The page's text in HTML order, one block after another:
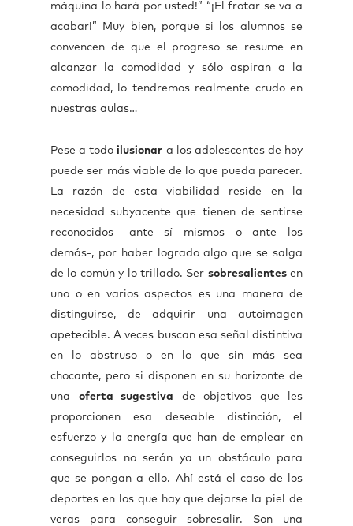
máquina lo hará por usted!” “¡El frotar se va a
acabar!” Muy bien, porque si los alumnos se
convencen de que el progreso se resume en
alcanzar la comodidad y sólo aspiran a la
comodidad, lo tendremos realmente crudo en
nuestras aulas…
Pese a todo ilusionar a los adolescentes de hoy
puede ser más viable de lo que pueda parecer.
La razón de esta viabilidad reside en la
necesidad subyacente que tienen de sentirse
reconocidos -ante sí mismos o ante los
demás-, por haber logrado algo que se salga
de lo común y lo trillado. Ser sobresalientesen
uno o en varios aspectos es una manera de
distinguirse, de adquirir una autoimagen
apetecible. A veces buscan esa señal distintiva
en lo abstruso o en lo que sin más sea
chocante, pero si disponen en su horizonte de
una oferta sugestiva de objetivos que les
proporcionen esa deseable distinción, el
esfuerzo y la energía que han de emplear en
conseguirlos no serán ya un obstáculo para
que se pongan a ello. Ahí está el caso de los
deportes en los que hay que dejarse la piel de
veras para conseguir sobresalir. Son una